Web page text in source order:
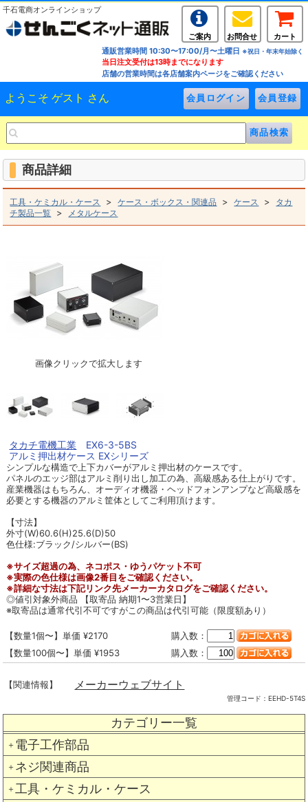
千石電商オンラインショップ
ご案内 お問合せ
カート
通販営業時間 10:30〜17:00/月〜土曜日 ※祝日・年末年始除く
当日注文受付は13時までになります
店舗の営業時間は各店舗案内ページをご確認ください
ようこそ ゲスト さん
カテゴリー一覧
＋ 電子工作部品
＋ ネジ関連商品
＋ 工具・ケミカル・ケース
商品詳細
工具・ケミカル・ケース >ケース・ボックス・関連品 >ケース > タカ
チ製品一覧 > メタルケース
画像クリックで拡大します
タカチ電機工業 EX6-3-5BS
アルミ押出材ケース EXシリーズ
シンプルな構造で上下カバーがアルミ押出材のケースです。
パネルのエッジ部はアルミ削り出し加工の為、高級感ある仕上がりです。
産業機器はもちろん、オーディオ機器・ヘッドフォンアンプなど高級感を
必要とする機器のアルミ筐体としてご利用頂けます。
【寸法】
外寸(W)60.6(H)25.6(D)50
色仕様:ブラック/シルバー(BS)
※サイズ超過の為、ネコポス・ゆうパケット不可
※実際の色仕様は画像2番目をご確認ください。
※詳細な寸法は下記リンク先メーカーカタログをご確認ください。
◎値引対象外商品 【取寄品 納期1〜3営業日】
※取寄品は通常代引不可ですがこの商品は代引可能（限度額あり）
【数量1個〜】単価 ¥2170
購入数：
【数量100個〜】単価 ¥1953
購入数：
【関連情報】 メーカーウェブサイト
管理コード： EEHD-5T4S